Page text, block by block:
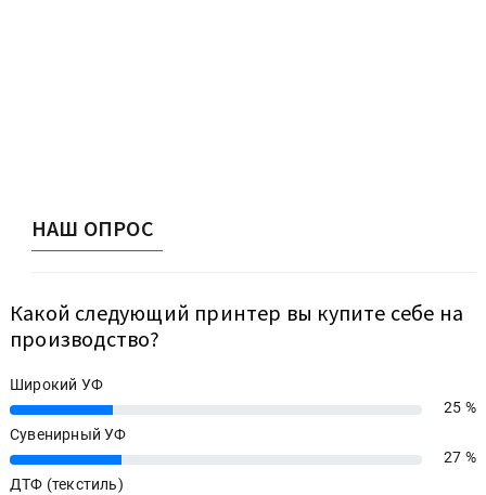
НАШ ОПРОС
Какой следующий принтер вы купите себе на
производство?
Широкий УФ
25%
25 %
Сувенирный УФ
27%
27 %
ДТФ (текстиль)